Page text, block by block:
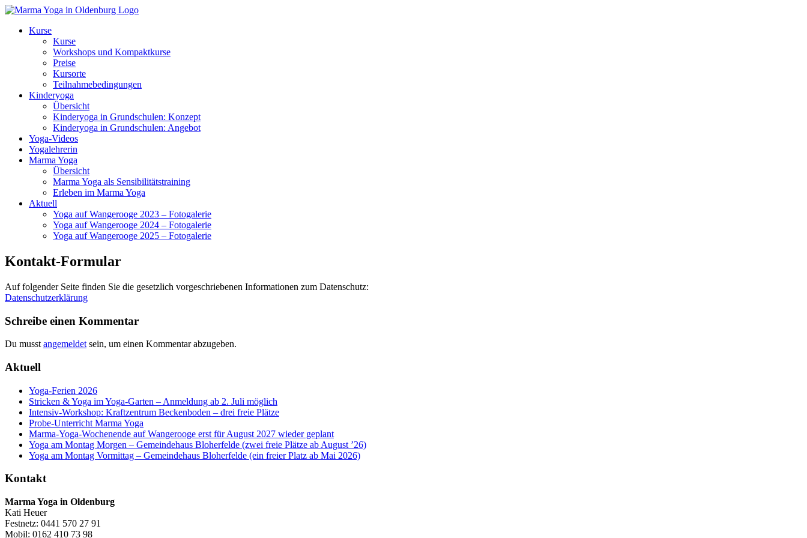
Kurse
Kurse
Workshops und Kompaktkurse
Preise
Kursorte
Teilnahmebedingungen
Kinderyoga
Übersicht
Kinderyoga in Grundschulen: Konzept
Kinderyoga in Grundschulen: Angebot
Yoga-Videos
Yogalehrerin
Marma Yoga
Übersicht
Marma Yoga als Sensibilitätstraining
Erleben im Marma Yoga
Aktuell
Yoga auf Wangerooge 2023 – Fotogalerie
Yoga auf Wangerooge 2024 – Fotogalerie
Yoga auf Wangerooge 2025 – Fotogalerie
Kontakt-Formular
Auf folgender Seite finden Sie die gesetzlich vorgeschriebenen Informationen zum Datenschutz:
Datenschutzerklärung
Schreibe einen Kommentar
Du musst angemeldet sein, um einen Kommentar abzugeben.
Aktuell
Yoga-Ferien 2026
Stricken & Yoga im Yoga-Garten – Anmeldung ab 2. Juli möglich
Intensiv-Workshop: Kraftzentrum Beckenboden – drei freie Plätze
Probe-Unterricht Marma Yoga
Marma-Yoga-Wochenende auf Wangerooge erst für August 2027 wieder geplant
Yoga am Montag Morgen – Gemeindehaus Bloherfelde (zwei freie Plätze ab August ’26)
Yoga am Montag Vormittag – Gemeindehaus Bloherfelde (ein freier Platz ab Mai 2026)
Kontakt
Marma Yoga in Oldenburg
Kati Heuer
Festnetz: 0441 570 27 91
Mobil: 0162 410 73 98